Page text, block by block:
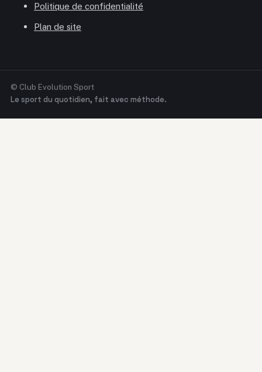
Politique de confidentialité
Plan de site
© Club Evolution Sport
Le sport du quotidien, fait avec méthode.